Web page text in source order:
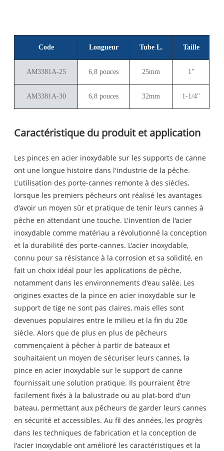
Code Longueur Tube L. Taille
AM3381A-25 6,8 pouces 25mm 1"
AM3381A-30 6,8 pouces 32mm 1-1/4"
Caractéristique du produit et application
Les pinces en acier inoxydable sur les supports de canne
ont une longue histoire dans l'industrie de la pêche.
L'utilisation des porte-cannes remonte à des siècles,
lorsque les premiers pêcheurs ont réalisé les avantages
d'avoir un moyen sûr et pratique de tenir leurs cannes à
pêche en attendant une touche. L'invention de l'acier
inoxydable comme matériau a révolutionné la conception
et la durabilité des porte-cannes. L'acier inoxydable,
connu pour sa résistance à la corrosion et sa solidité, en
fait un choix idéal pour les applications de pêche,
notamment dans les environnements d'eau salée. Les
origines exactes de la pince en acier inoxydable sur le
support de tige ne sont pas claires, mais elles sont
devenues populaires entre le milieu et la fin du 20e
siècle. Alors que de plus en plus de pêcheurs
commençaient à pêcher à partir de bateaux et
souhaitaient un moyen de sécuriser leurs cannes, la
pince en acier inoxydable sur le support de canne
fournissait une solution pratique. Ils pourraient être
facilement fixés à la balustrade ou au plat-bord d'un
bateau, permettant aux pêcheurs de garder leurs cannes
en sécurité et accessibles. Au fil des années, les progrès
dans les techniques de fabrication et la conception de
l'acier inoxydable ont amélioré les caractéristiques et la